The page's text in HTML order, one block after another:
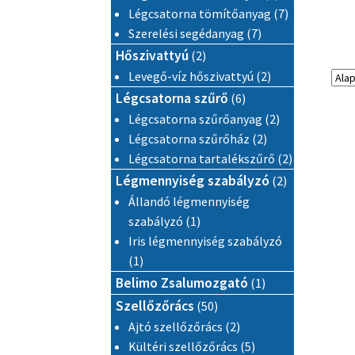
Légcsatorna tömítőanyag 77 termék
Szerelési segédanyag 77 termék
Hőszivattyú 22 termék
Levegő-víz hőszivattyú 22 termék
Légcsatorna szűrő 66 termék
Légcsatorna szűrőanyag 22 termék
Légcsatorna szűrőház 22 termék
Légcsatorna tartalékszűrő 22 termék
Légmennyiség szabályzó 22 termék
Állandó légmennyiség
szabályzó 11 termék
Iris légmennyiség szabályzó
11 termék
Belimo Zsalumozgató 11 termék
Szellőzőrács 5050 termék
Ajtó szellőzőrács 22 termék
Kültéri szellőzőrács 55 termék